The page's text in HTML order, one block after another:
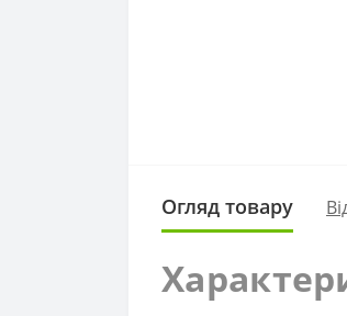
Огляд товару